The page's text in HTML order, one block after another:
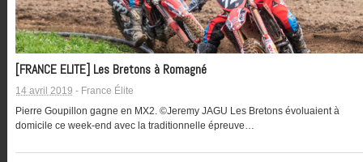
[FRANCE ELITE] Les Bretons à Romagné
14 avril 2019 - France Élite
Pierre Goupillon gagne en MX2. ©Jeremy JAGU Les Bretons évoluaient à
domicile ce week-end avec la traditionnelle épreuve…